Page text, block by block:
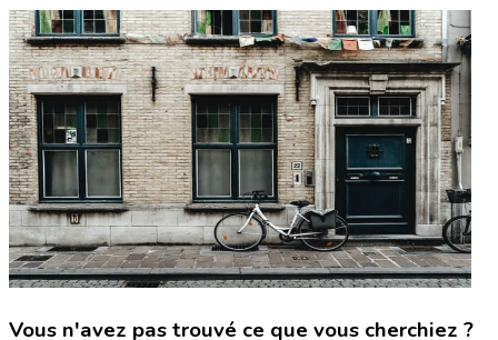
Vous n'avez pas trouvé ce que vous cherchiez ?